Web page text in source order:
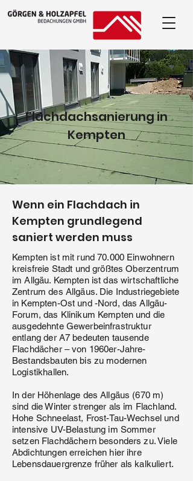
Flachdachsanierung in
Kempten
Wenn ein Flachdach in
Kempten grundlegend
saniert werden muss
Kempten ist mit rund 70.000 Einwohnern
kreisfreie Stadt und größtes Oberzentrum
im Allgäu. Kempten ist das wirtschaftliche
Zentrum des Allgäus. Die Industriegebiete
in Kempten-Ost und -Nord, das Allgäu-
Forum, das Klinikum Kempten und die
ausgedehnte Gewerbeinfrastruktur
entlang der A7 bedeuten tausende
Flachdächer – von 1960er-Jahre-
Bestandsbauten bis zu modernen
Logistikhallen.
In der Höhenlage des Allgäus (670 m)
sind die Winter strenger als im Flachland.
Hohe Schneelast, Frost-Tau-Wechsel und
intensive UV-Belastung im Sommer
setzen Flachdächern besonders zu. Viele
Abdichtungen erreichen hier ihre
Lebensdauergrenze früher als kalkuliert.